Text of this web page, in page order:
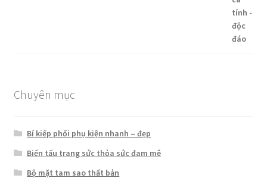
Chuyên mục
Bí kiếp phối phụ kiện nhanh – đẹp
Biến tấu trang sức thỏa sức đam mê
Bộ mặt tam sao thất bản